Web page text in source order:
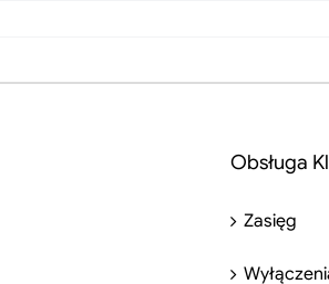
Obsługa
Zasięg